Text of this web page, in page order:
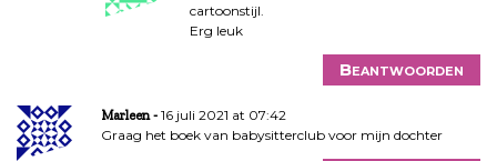
cartoonstijl.
Erg leuk
Beantwoorden
Marleen
16 juli 2021 at 07:42
Graag het boek van babysitterclub voor mijn dochter